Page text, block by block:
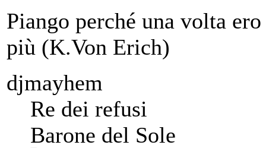
Piango perché una volta
più (K.Von Erich)
djmayhem
Re dei refusi
Barone del Sole